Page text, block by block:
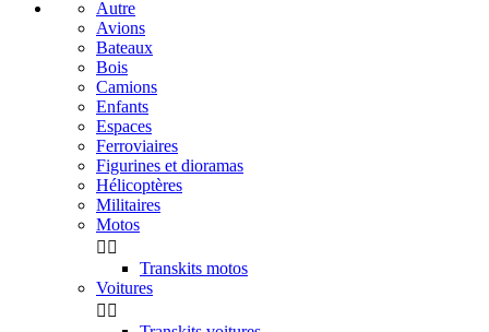
Autre
Avions
Bateaux
Bois
Camions
Enfants
Espaces
Ferroviaires
Figurines et dioramas
Hélicoptères
Militaires
Motos
 
Transkits motos
Voitures
 